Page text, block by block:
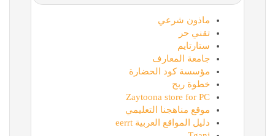
ماذون شرعي
تقني حر
ستارتايم
جامعة المعارف
مؤسسة كود الحضارة
خطوة ربح
Zaytoona store for PC
موقع مناهجنا التعليمي
دليل المواقع العربية eerrt